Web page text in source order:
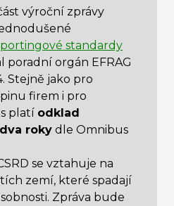
výroční zprávy
standardy
poradní orgán EFRAG
Stejně jako pro
firem i pro
platí odklad
roky dle Omnibus
se vztahuje na
zemí, které spadají
Zpráva bude